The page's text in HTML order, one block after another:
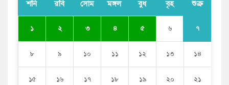
শনি রবি সোম মঙ্গল বুধ বৃহ শুক্র
১ ২ ৩ ৪ ৫ ৬ ৭
৮ ৯ ১০ ১১ ১২ ১৩ ১৪
১৫ ১৬ ১৭ ১৮ ১৯ ২০ ২১